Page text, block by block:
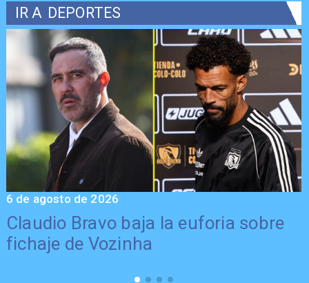
IR A DEPORTES
Claudio Bravo baja la euforia sobre
fichaje de Vozinha
6 de agosto de 2026